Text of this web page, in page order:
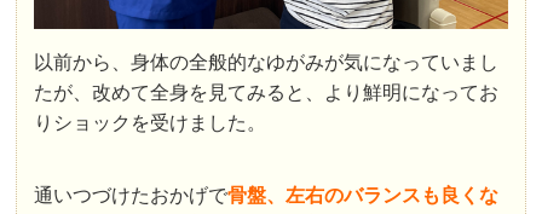
以前から、身体の全般的なゆがみが気になっていまし
たが、改めて全身を見てみると、より鮮明になってお
りショックを受けました。
通いつづけたおかげで骨盤、左右のバランスも良くな